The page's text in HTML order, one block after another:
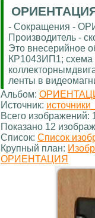
- Сокращения -
Производитель -
Это внесерийное
КР1043ИП1; схема
ленты в
Альбом:
Источник:
Всего изображений:
Показано 12
Список: Список
Крупный план:
ОРИЕНТАЦИЯ